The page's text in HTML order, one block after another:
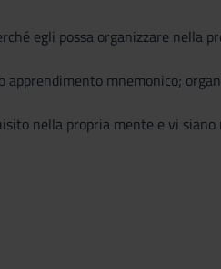
egli possa organizzare nella
mnemonico;
nella propria mente e vi